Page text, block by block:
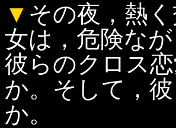
▼ その夜，熱
女は，危険な
彼らのクロス
か。そして，
か。